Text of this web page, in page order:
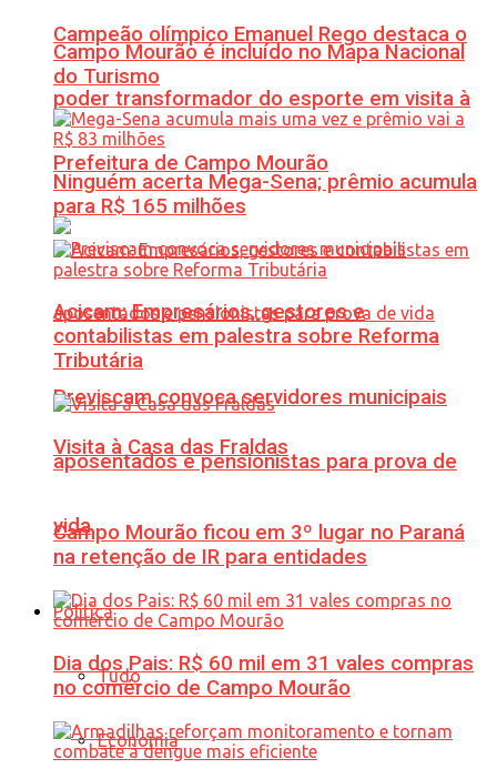
Campeão olímpico Emanuel Rego destaca o
poder transformador do esporte em visita à
Prefeitura de Campo Mourão
Previscam convoca servidores municipais
aposentados e pensionistas para prova de
vida
Política
Tudo
Economia
Campo Mourão é incluído no Mapa Nacional
do Turismo
Ninguém acerta Mega-Sena; prêmio acumula
para R$ 165 milhões
Acicam: Empresários, gestores e
contabilistas em palestra sobre Reforma
Tributária
Visita à Casa das Fraldas
Campo Mourão ficou em 3º lugar no Paraná
na retenção de IR para entidades
Dia dos Pais: R$ 60 mil em 31 vales compras
no comércio de Campo Mourão